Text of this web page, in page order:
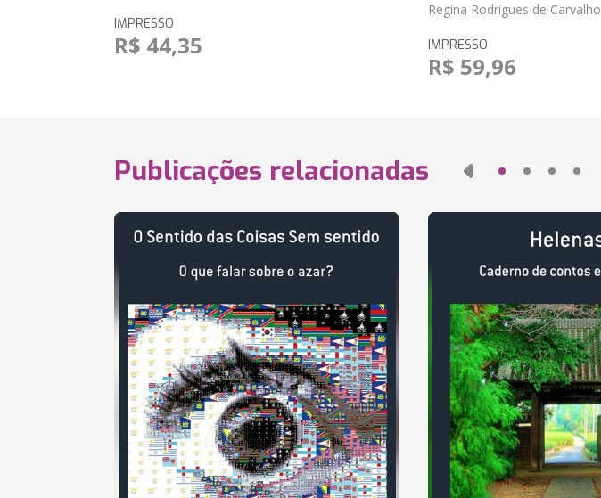
IMPRESSO
R$ 44,35
Regina Rodrigues de Carvalho
IMPRESSO
R$ 59,96
Publicações relacionadas